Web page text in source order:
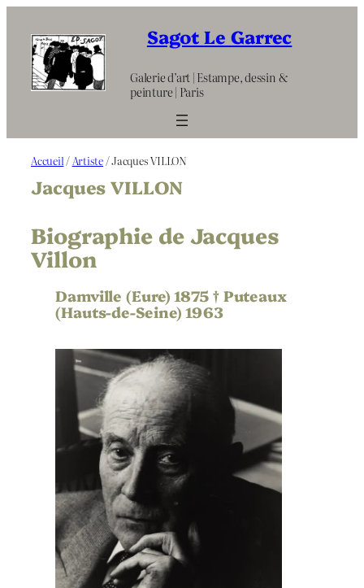
contenu
Sagot Le Garrec
Galerie d’art | Estampe, dessin &
peinture | Paris
Accueil / Artiste/ Jacques VILLON
Jacques VILLON
Biographie de Jacques
Villon
Damville (Eure) 1875 † Puteaux
(Hauts-de-Seine) 1963